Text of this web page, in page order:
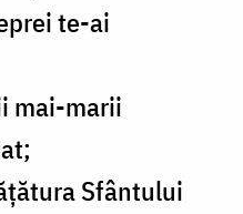
te-ai
mai-marii
Sfântului